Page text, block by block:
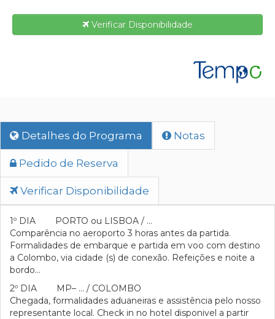
Verificar Disponibilidade
Detalhes do Programa Notas
Pedido de Reserva
Verificar Disponibilidade
1º DIA PORTO ou LISBOA / …
Comparência no aeroporto 3 horas antes da partida.
Formalidades de embarque e partida em voo com destino
a Colombo, via cidade (s) de conexão. Refeições e noite a
bordo…
2º DIA MP– … / COLOMBO
Chegada, formalidades aduaneiras e assistência pelo nosso
representante local. Check in no hotel disponivel a partir